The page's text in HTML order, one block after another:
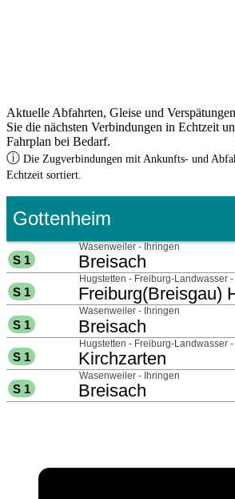
Aktuelle Abfahrten, Gleise und
Sie die nächsten Verbindungen in Echtzeit
Fahrplan bei Bedarf.
ⓘ Die Zugverbindungen mit Ankunfts- und
Echtzeit sortiert.